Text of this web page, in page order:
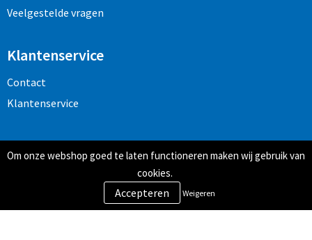
Veelgestelde vragen
Klantenservice
Contact
Klantenservice
Veilig winkelen
Privacy- en cookiebeleid
Disclaimer
Om onze webshop goed te laten functioneren maken wij gebruik van
cookies.
Weigeren